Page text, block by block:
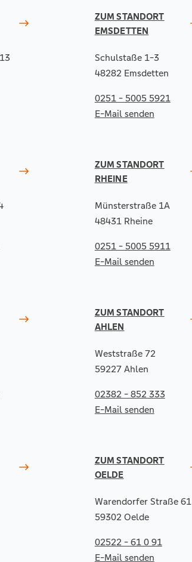
ZUM STANDORT
EMSDETTEN
Schulstaße 1-3
48282 Emsdetten
0251 - 5005 5921
E-Mail senden
ZUM STANDORT
RHEINE
Münsterstraße 1A
48431 Rheine
0251 - 5005 5911
E-Mail senden
ZUM STANDORT
AHLEN
Weststraße 72
59227 Ahlen
02382 - 852 333
E-Mail senden
ZUM STANDORT
OELDE
Warendorfer Straße 61
59302 Oelde
02522 - 61 0 91
E-Mail senden